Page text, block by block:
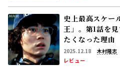
史上最高スケー
王」。第1話を
たくなった理由
2025.12.18
木村隆志
レビュー